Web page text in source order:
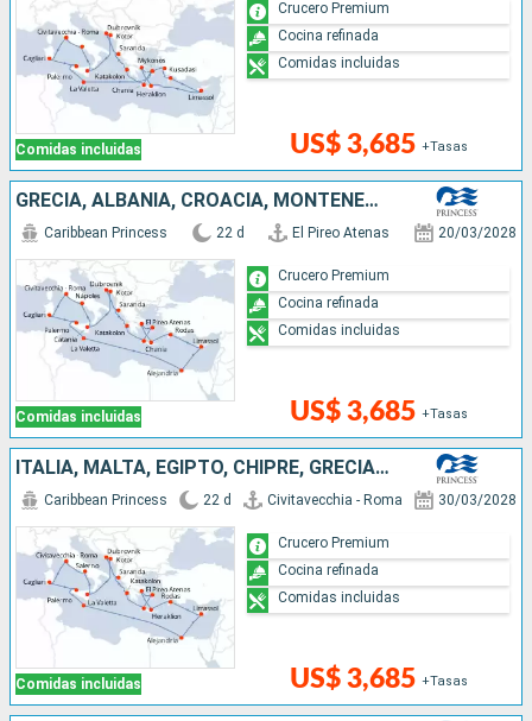
Comidas incluidas US$ 3,685 +Tasas
Crucero Premium
Cocina refinada
Comidas incluidas
GRECIA, ALBANIA, CROACIA, MONTENEGRO, ITALIA, MALTA, EGIPTO, CHIPRE
Comidas incluidas
Caribbean Princess 22 d El Pireo Atenas 20/03/2028
US$ 3,685 +Tasas
Crucero Premium
Cocina refinada
Comidas incluidas
ITALIA, MALTA, EGIPTO, CHIPRE, GRECIA, ALBANIA, CROACIA, MONTENEGRO
Comidas incluidas
Caribbean Princess 22 d Civitavecchia - Roma 30/03/2028
US$ 3,685 +Tasas
Crucero Premium
Cocina refinada
Comidas incluidas